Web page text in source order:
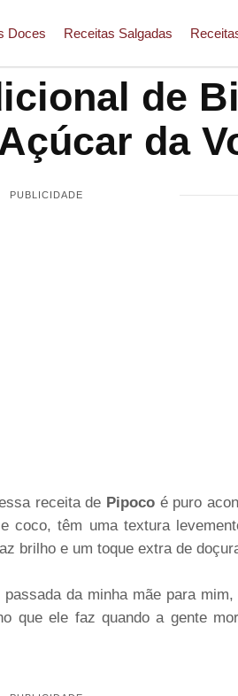
Doces Receitas Salgadas
de
da
receita de Pipocoé puro
coco, têm uma textura
brilho e um toque extra de
da minha mãe para
que ele faz quando a gente